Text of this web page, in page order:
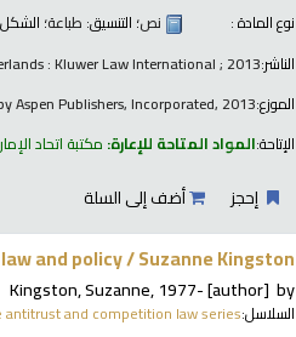
نوع المادة :
نص؛ التنسيق: طباعة؛
الناشر:: Kluwer Law International ; 2013
الموزع:Aspen Publishers, Incorporated, 2013
الإتاحة:المواد المتاحة للإعارة: مكتبة اتحاد
إحجز أضف إلى السلة
and policy /Suzanne Kingston.
by
Kingston, Suzanne, 1977-[author]
السلاسل:antitrust and competition law series